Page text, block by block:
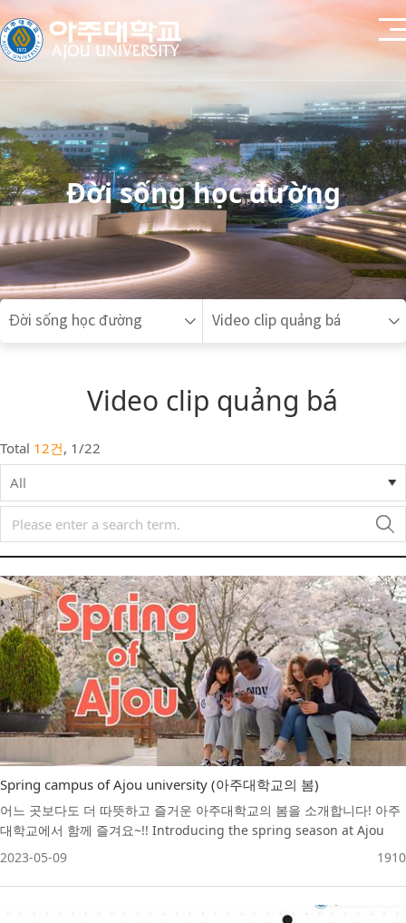
Đời sống học đường
Đời sống học đường Video clip quảng bá
Video clip quảng bá
Total 12건, 1/22
All
Spring campus of Ajou university (아주대학교의 봄)
어느 곳보다도 더 따뜻하고 즐거운 아주대학교의 봄을 소개합니다! 아주
대학교에서 함께 즐겨요~!! Introducing the spring season at Ajou
University, which is warmer and more enjoyable than anywhere
2023-05-09 1910